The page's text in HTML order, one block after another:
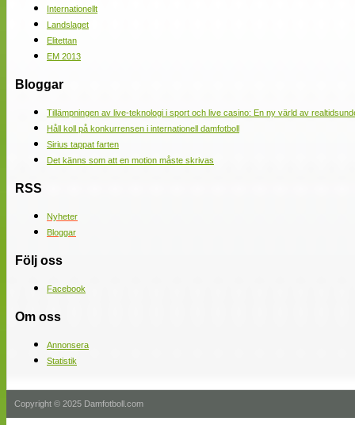
Internationellt
Landslaget
Elitettan
EM 2013
Bloggar
Tillämpningen av live-teknologi i sport och live casino: En ny värld av
Håll koll på konkurrensen i internationell damfotboll
Sirius tappat farten
Det känns som att en motion måste skrivas
RSS
Nyheter
Bloggar
Följ oss
Facebook
Om oss
Annonsera
Statistik
Copyright © 2025 Damfotboll.com